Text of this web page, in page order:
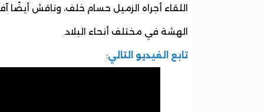
اللقاء أجراه الزميل حسام خلف، وناقش
الهشة في مختلف أنحاء البلاد.
تابع الفيديو التالي: